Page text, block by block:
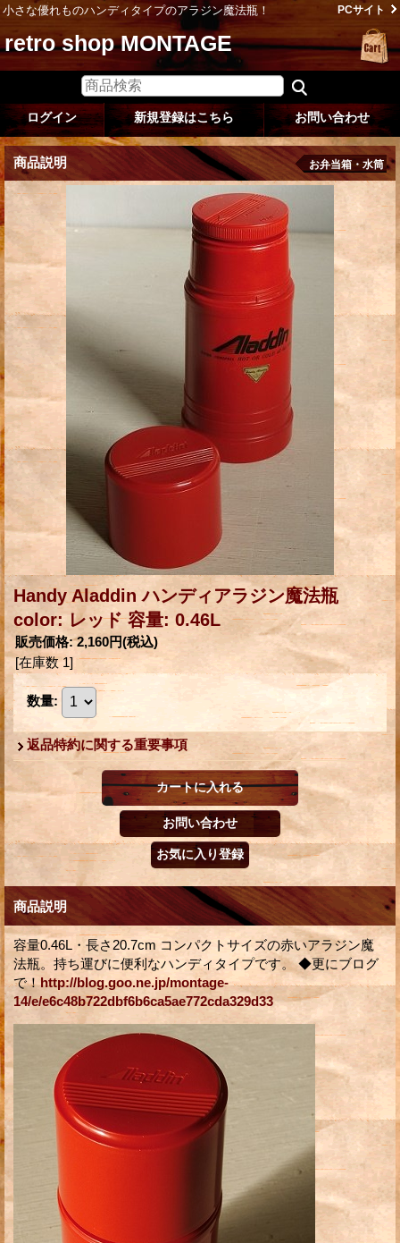
小さな優れものハンディタイプのアラジン魔法瓶！ PCサイト
retro shop MONTAGE
ログイン 新規登録はこちら お問い合わせ
商品説明 お弁当箱・水筒
Handy Aladdin ハンディアラジン魔法瓶
color: レッド 容量: 0.46L
販売価格: 2,160円(税込)
[在庫数 1]
数量:
返品特約に関する重要事項
商品説明
容量0.46L・長さ20.7cm コンパクトサイズの赤いアラジン魔
法瓶。持ち運びに便利なハンディタイプです。 ◆更にブログ
で！http://blog.goo.ne.jp/montage-
14/e/e6c48b722dbf6b6ca5ae772cda329d33